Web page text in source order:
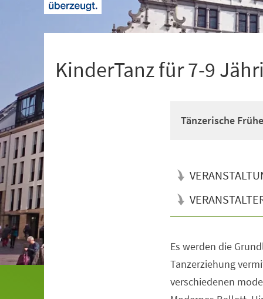
KinderTanz für 7-9
Tänzerische
Es werden die
Tanzerziehung
verschiedenen